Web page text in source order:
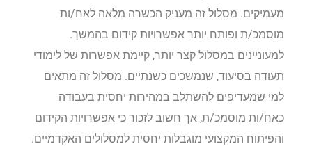
מעמיקים. מסלול זה מעניק הכשרה מלאה לאח/ות
מוסמכ/ת ופותח יותר אפשרויות קידום בהמשך.
למעוניינים במסלול קצר יותר, קיימת אפשרות של לימודי
תעודה בסיעוד, שנמשכים כשנתיים. מסלול זה מתאים
למי שמעדיפים להשתלב במהירות יחסית בעבודה
כאח/ות מוסמכ/ת, אך חשוב לזכור כי אפשרויות הקידום
והפיתוח המקצועי מוגבלות יחסית למסלולים האקדמיים.